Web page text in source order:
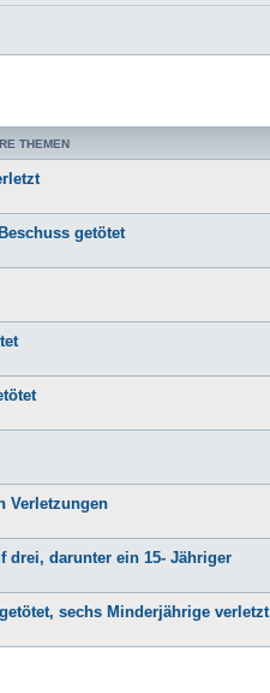
THEMEN
getötet
Verletzungen
drei, darunter ein 15- Jähriger
sechs Minderjährige verletzt